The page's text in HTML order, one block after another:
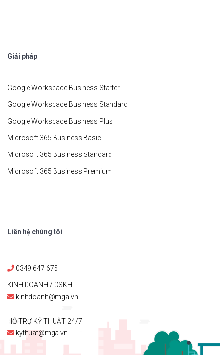
Giải pháp
Google Workspace Business Starter
Google Workspace Business Standard
Google Workspace Business Plus
Microsoft 365 Business Basic
Microsoft 365 Business Standard
Microsoft 365 Business Premium
Liên hệ chúng tôi
0349 647 675
KINH DOANH / CSKH
kinhdoanh@mga.vn
HỖ TRỢ KỸ THUẬT 24/7
kythuat@mga.vn